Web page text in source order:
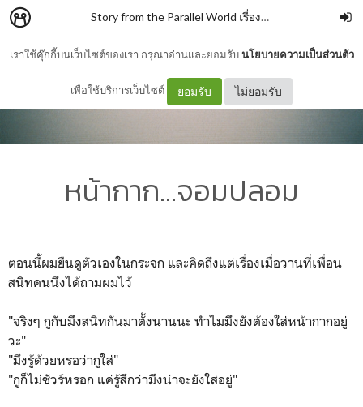
เราใช้คุ๊กกี้บนเว็บไซต์ของเรา กรุณาอ่านและยอมรับนโยบายความเป็นส่วนตัว
เพื่อใช้บริการเว็บไซต์ ยอมรับ ไม่ยอมรับ
Story from the Parallel World เรื่องเล่าจากโลกคู่ขนาน –
หน้ากาก...จอมปลอม
ตอนนี้ผมยืนดูตัวเองในกระจก และคิดถึงแต่เรื่องเมื่อวานที่เพื่อน
สนิทคนนึงได้ถามผมไว้
"จริงๆ กูกับมึงสนิทกันมาตั้งนานนะ ทำไมมึงยังต้องใส่หน้ากากอยู่
วะ"
"มึงรู้ด้วยหรอว่ากูใส่"
"กูก็ไม่ชัวร์หรอก แค่รู้สึกว่ามึงน่าจะยังใส่อยู่"